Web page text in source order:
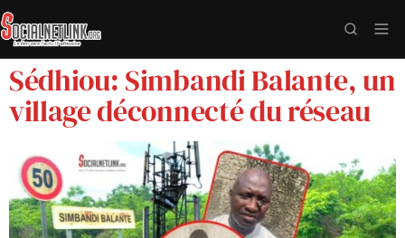
Sédhiou: Simbandi Balante, un
village déconnecté du réseau